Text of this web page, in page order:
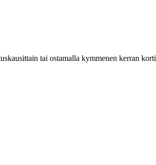
tai ostamalla kymmenen kerran